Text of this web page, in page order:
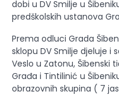
dobi u DV Smilje u
predškolskih ustanova
Prema odluci Grada
sklopu DV Smilje djeluje
Veslo u Zatonu, Šibenski
Građa i Tintilinić u
obrazovnih skupina ( 7